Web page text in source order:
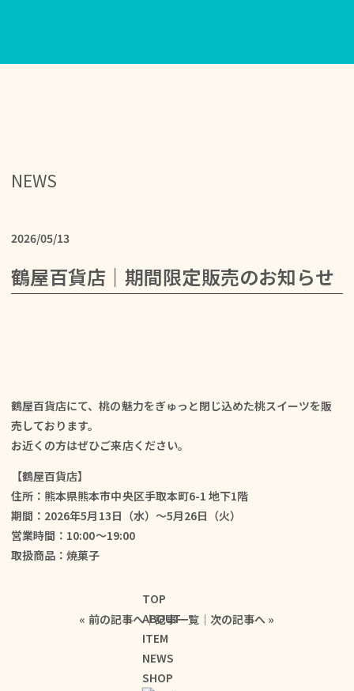
TOP
ABOUT
ITEM
NEWS
SHOP
NEWS
2026/05/13
鶴屋百貨店｜期間限定販売のお知らせ
鶴屋百貨店にて、桃の魅力をぎゅっと閉じ込めた桃スイーツを販
売しております。
お近くの方はぜひご来店ください。
【鶴屋百貨店】
住所：熊本県熊本市中央区手取本町6-1 地下1階
期間：2026年5月13日（水）〜5月26日（火）
営業時間：10:00〜19:00
取扱商品：焼菓子
« 前の記事へ│記事一覧 │ 次の記事へ »